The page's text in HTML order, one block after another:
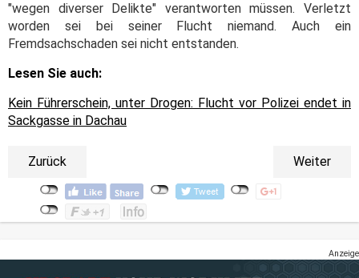
"wegen diverser Delikte" verantworten müssen. Verletzt
worden sei bei seiner Flucht niemand. Auch ein
Fremdsachschaden sei nicht entstanden.
Lesen Sie auch:
Kein Führerschein, unter Drogen: Flucht vor Polizei endet in
Sackgasse in Dachau
Zurück Weiter
Anzeige